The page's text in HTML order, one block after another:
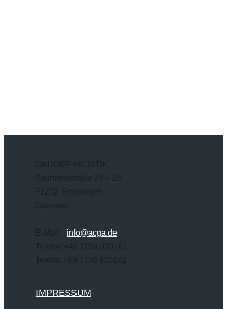
GAUDER AKUSTIK
Steinbeisstraße 24 – 26
71272 Renningen
Germany
E-Mail info@acga.de
Telefon +49 7159 920161
Telefax +49 7159 920162
IMPRESSUM